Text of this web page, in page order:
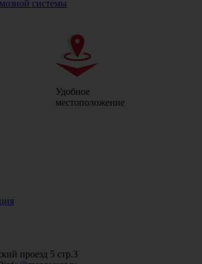
системы
Удобное
местоположение
проезд 5 стр.3